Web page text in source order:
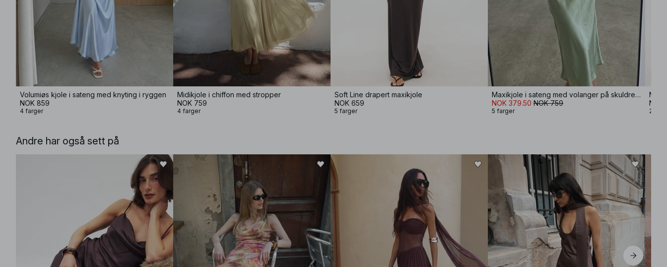
Volumiøs kjole i sateng med knyting i ryggen
NOK 859
4 farger
Midikjole i chiffon med stropper
NOK 759
4 farger
Soft Line drapert maxikjole
NOK 659
5 farger
Maxikjole i sateng med volanger på skuldrene
NOK 379.50 NOK 759
5 farger
NOK
2
Andre har også sett på